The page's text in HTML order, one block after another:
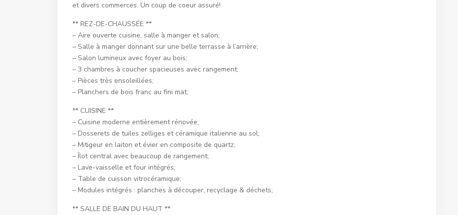
et divers commerces. Un coup de coeur assuré!
** REZ-DE-CHAUSSÉE **
– Aire ouverte cuisine, salle à manger et salon;
– Salle à manger donnant sur une belle terrasse à l’arrière;
– Salon lumineux avec foyer au bois;
– 3 chambres à coucher spacieuses avec rangement;
– Pièces très ensoleillées;
– Planchers de bois franc au fini mat;
** CUISINE **
– Cuisine moderne entièrement rénovée;
– Dosserets de tuiles zelliges et céramique italienne au sol;
– Mitigeur en laiton et évier en composite de quartz;
– Îlot central avec beaucoup de rangement;
– Lave-vaisselle et four intégrés;
– Table de cuisson vitrocéramique;
– Modules intégrés : planches à découper, recyclage & déchets;
** SALLE DE BAIN DU HAUT **